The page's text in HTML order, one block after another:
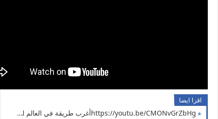
اقرا ايضا
https://youtu.be/CMONvGrZbHgأغرب طريقة في العالم لشحن الموبايل ( حل مشكلة انقطاع الكهرباء 5 )